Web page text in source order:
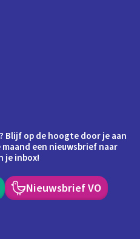
Blijf op de hoogte door je aan
een nieuwsbrief naar
je inbox!
Nieuwsbrief VO